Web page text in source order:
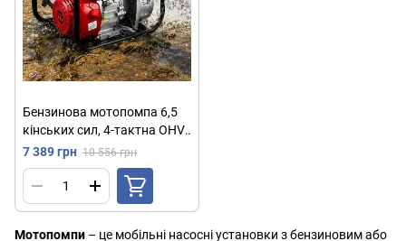
Бензинова мотопомпа 6,5
кінських сил, 4-тактна OHV,
1000 л/хв, 3", подача 30м,
Червоний / Мотопомпа для
відкачування води
7 389 грн 10 556 грн
Мотопомпи – це мобільні насосні установки з бензиновим або